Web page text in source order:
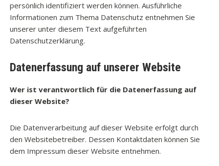
persönlich identifiziert werden können. Ausführliche
Informationen zum Thema Datenschutz entnehmen Sie
unserer unter diesem Text aufgeführten
Datenschutzerklärung.
Datenerfassung auf unserer Website
Wer ist verantwortlich für die Datenerfassung auf
dieser Website?
Die Datenverarbeitung auf dieser Website erfolgt durch
den Websitebetreiber. Dessen Kontaktdaten können Sie
dem Impressum dieser Website entnehmen.